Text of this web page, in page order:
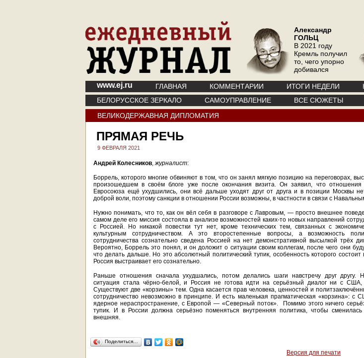
Александр
ГОЛЬЦ
В 2021 году
Кремль получил
то, чего упорно
добивался
www.ej.ru ГЛАВНАЯ КОММЕНТАРИИ ИТОГИ НЕДЕЛИ
БЕЛОРУССКОЕ ЗЕРКАЛО
САМОУПРАВЛЕНИЕ
ВСЕ СЮЖЕТЫ
ВЕЛИКОДЕРЖАВНАЯ ДИПЛОМАТИЯ
ПРЯМАЯ РЕЧЬ
9 ФЕВРАЛЯ 2021
Андрей Колесников,журналист:
Боррель, которого многие обвиняют в том, что он занял мягкую позицию на переговорах,
произошедшем в своём блоге уже после окончания визита. Он заявил, что отношения
Евросоюза ещё ухудшились, они всё дальше уходят друг от друга и в позиции Москвы
доброй воли, поэтому санкции в отношении России возможны, в частности в связи с
Нужно понимать, что то, как он вёл себя в разговоре с Лавровым, — просто внешнее
самом деле его миссия состояла в анализе возможностей каких-то новых направлений
с Россией. Но никакой повестки тут нет, кроме технических тем, связанных с
культурным сотрудничеством. А это второстепенные вопросы, а возможность
сотрудничества сознательно сведена Россией на нет демонстративной высылкой трёх
Вероятно, Боррель это понял, и он доложит о ситуации своим коллегам, после чего они
что делать дальше. Но это абсолютный политический тупик, особенность которого состоит
Россия выстраивает его сознательно.
Раньше отношения сначала ухудшались, потом делались шаги навстречу друг другу.
ситуация стала чёрно-белой, и Россия не готова идти на серьёзный диалог ни с
Существуют две «корзины» тем. Одна касается прав человека, ценностей и
сотрудничество невозможно в принципе. И есть маленькая прагматическая «корзина»: с
ядерное нераспространение, с Европой — «Северный поток». Помимо этого ничего
тупик. И в России должна серьёзно поменяться внутренняя политика, чтобы сменилась
внешняя.
Поделиться…
Версия для печати